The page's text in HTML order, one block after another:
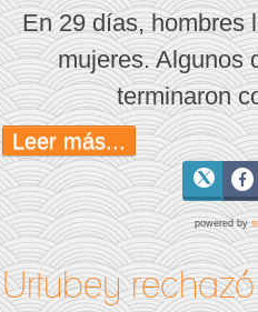
En 29 días, hombres
mujeres. Algunos
terminaron
Leer más...
powered by
Urtubey